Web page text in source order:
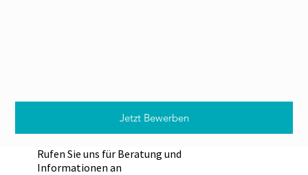
Jetzt Bewerben
Rufen Sie uns für Beratung und
Informationen an